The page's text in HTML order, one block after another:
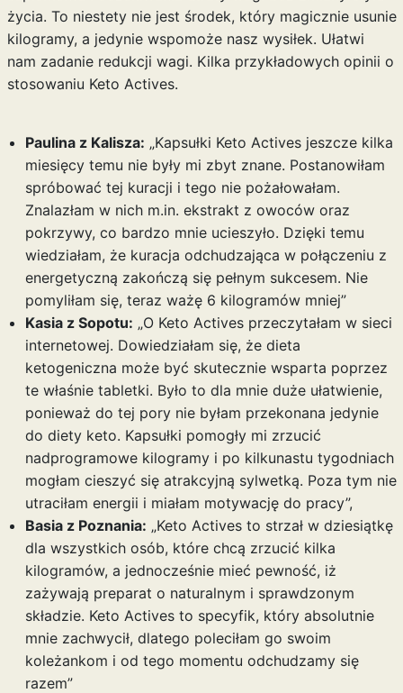
życia. To niestety nie jest środek, który magicznie usunie
kilogramy, a jedynie wspomoże nasz wysiłek. Ułatwi
nam zadanie redukcji wagi. Kilka przykładowych opinii o
stosowaniu Keto Actives.
Paulina z Kalisza: „Kapsułki Keto Actives jeszcze kilka
miesięcy temu nie były mi zbyt znane. Postanowiłam
spróbować tej kuracji i tego nie pożałowałam.
Znalazłam w nich m.in. ekstrakt z owoców oraz
pokrzywy, co bardzo mnie ucieszyło. Dzięki temu
wiedziałam, że kuracja odchudzająca w połączeniu z
energetyczną zakończą się pełnym sukcesem. Nie
pomyliłam się, teraz ważę 6 kilogramów mniej”
Kasia z Sopotu: „O Keto Actives przeczytałam w sieci
internetowej. Dowiedziałam się, że dieta
ketogeniczna może być skutecznie wsparta poprzez
te właśnie tabletki. Było to dla mnie duże ułatwienie,
ponieważ do tej pory nie byłam przekonana jedynie
do diety keto. Kapsułki pomogły mi zrzucić
nadprogramowe kilogramy i po kilkunastu tygodniach
mogłam cieszyć się atrakcyjną sylwetką. Poza tym nie
utraciłam energii i miałam motywację do pracy”,
Basia z Poznania: „Keto Actives to strzał w dziesiątkę
dla wszystkich osób, które chcą zrzucić kilka
kilogramów, a jednocześnie mieć pewność, iż
zażywają preparat o naturalnym i sprawdzonym
składzie. Keto Actives to specyfik, który absolutnie
mnie zachwycił, dlatego poleciłam go swoim
koleżankom i od tego momentu odchudzamy się
razem”